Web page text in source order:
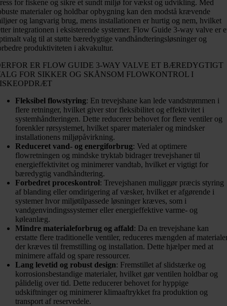
for fiskene og sikre et sundt miljø for vækst og udvikling. Med
materialer og holdbar opbygning kan den modstå krævende
og langvarig brug, mens installationen er hurtig og nem, hvilket
integrationen i eksisterende systemer. Flow Guide 3-way valve er
valg til at støtte bæredygtige vandhåndteringsløsninger og
produktiviteten i akvakultur.
ER FLOW GUIDE 3-WAY VALVE ET BÆREDYGTIGT
FOR SIKKER OG SKÅNSOM FLOWKONTROL I
Fleksibel flowstyring: En trevejshane kan lede vandstrømmen i
flere retninger, hvilket giver stor fleksibilitet og effektivitet i
systemhåndteringen. Dette reducerer behovet for flere ventiler og
forenkler rørsystemet, hvilket sparer materialer og mindsker
installationens miljøpåvirkning.
Reduceret vand- og energiforbrug: Ved at optimere
flowretningen og mindske tryktab bidrager trevejshaner til
energieffektivitet og minimerer vandtab, hvilket er vigtigt for
bæredygtig vandhåndtering.
Forbedret proceskontrol: Trevejshanen muliggør præcis styring
af blanding eller omdirigering af væsker, hvilket er afgørende i
systemer hvor miljøtilpassede løsninger kræves, som i
vandgenvindingssystemer eller energieffektive varme- og
køleanlæg.
Mindre materialeforbrug og affald: Da en trevejshane kan
erstatte flere traditionelle ventiler, reduceres mængden af
der kræves til fremstilling og installation. Dette hjælper med at
minimere affald og spare ressourcer.
Lang levetid og robust design: Fremstillet af slidstærke og
korrosionsbestandige materialer, hvilket gør ventilen holdbar og
pålidelig over tid. Dette reducerer behovet for hyppige
udskiftninger og minimerer klimaaftrykket fra produktion og
transport af reservedele.